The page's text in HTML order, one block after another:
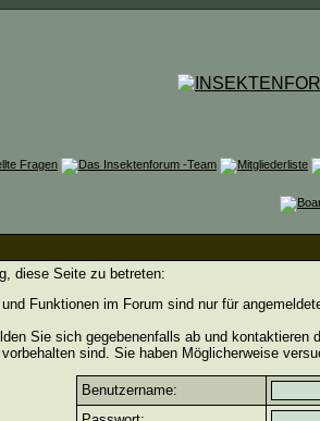
diese Seite zu betreten:
Funktionen im Forum sind nur für
Sie sich gegebenenfalls ab und kontaktieren
sind. Sie haben Möglicherweise
Benutzername: